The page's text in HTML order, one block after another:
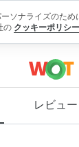
レビュー
ソナライズのた
の クッキーポリシー